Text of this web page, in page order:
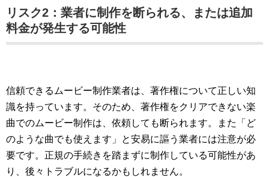
リスク2：業者に制作を断られる、または追加
料金が発生する可能性
信頼できるムービー制作業者は、著作権について正しい知
識を持っています。そのため、著作権をクリアできない楽
曲でのムービー制作は、依頼しても断られます。また「ど
のような曲でも使えます」と安易に謳う業者には注意が必
要です。正規の手続きを踏まずに制作している可能性があ
り、後々トラブルになるかもしれません。